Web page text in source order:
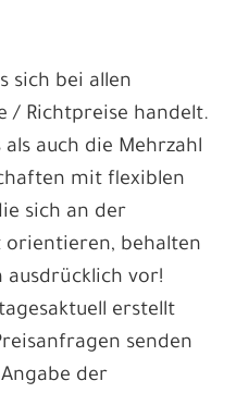
sich bei allen
/ Richtpreise handelt.
als auch die Mehrzahl
mit flexiblen
sich an der
behalten
ausdrücklich vor!
erstellt
senden
der